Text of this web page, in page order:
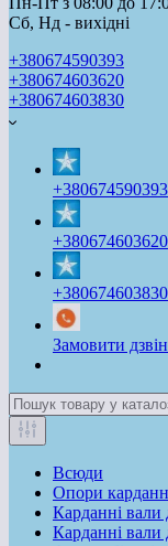
Сб, Нд - вихідні
+380674590393
+380674603620
+380674603830
+380674590393
+380674603620
+380674603830
Замовити
Всюди
Опори
Карданні вали
Карданні вали